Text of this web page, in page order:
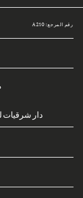
رقم المرجع: A210
دار شرقيات